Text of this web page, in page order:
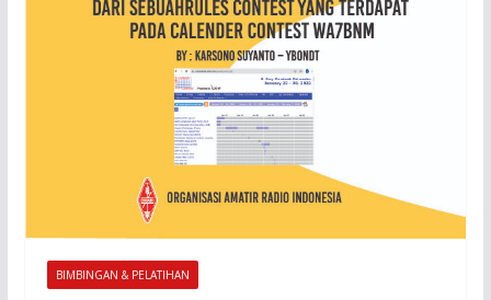
BIMBINGAN & PELATIHAN